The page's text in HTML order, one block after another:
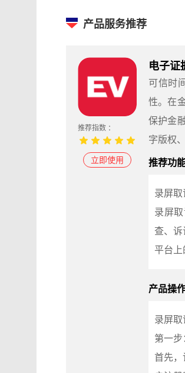
产品服务推荐
推荐指数 ：
立即使用
电子证
可信时
性。在
保护金
字版权
推荐功能
录屏取
录屏
查、诉
平台上
产品操
录屏取
第一步
首先